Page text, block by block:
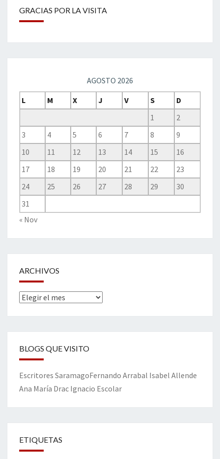
GRACIAS POR LA VISITA
AGOSTO 2026
L
M X J V S
D
1
2
3
4 5 6 7 8
9
10
11 12 13 14 15
16
17
18 19 20 21 22
23
24
25 26 27 28 29
30
31
« Nov
ARCHIVOS
Archivos
BLOGS QUE VISITO
Escritores SaramagoFernando Arrabal Isabel Allende
Ana María Drac Ignacio Escolar
ETIQUETAS